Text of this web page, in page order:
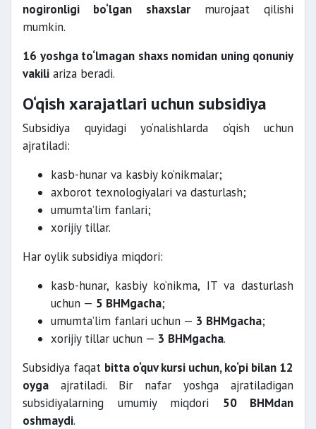
nogironligi bo‘lgan shaxslarmurojaat qilishi
mumkin.
16 yoshga to‘lmagan shaxs nomidan uning qonuniy
vakili ariza beradi.
O‘qish xarajatlari uchun subsidiya
Subsidiya quyidagi yo‘nalishlarda o‘qish uchun
ajratiladi:
kasb-hunar va kasbiy ko‘nikmalar;
axborot texnologiyalari va dasturlash;
umumta’lim fanlari;
xorijiy tillar.
Har oylik subsidiya miqdori:
kasb-hunar, kasbiy ko‘nikma, IT va dasturlash
uchun — 5 BHMgacha;
umumta’lim fanlari uchun — 3 BHMgacha;
xorijiy tillar uchun — 3 BHMgacha.
Subsidiya faqat bitta o‘quv kursi uchun, ko‘pi bilan 12
oyga ajratiladi. Bir nafar yoshga ajratiladigan
subsidiyalarning umumiy miqdori 50 BHMdan
oshmaydi.